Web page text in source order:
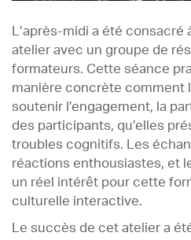
L’après-midi a été consacré
atelier avec un groupe de
formateurs. Cette séance
manière concrète comment
soutenir l’engagement, la
des participants, qu’elles
troubles cognitifs. Les
réactions enthousiastes, et
un réel intérêt pour cette
culturelle interactive.
Le succès de cet atelier a